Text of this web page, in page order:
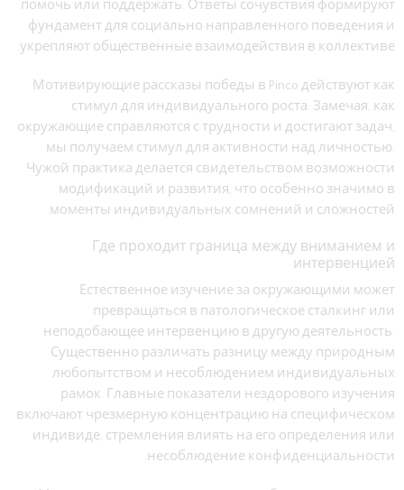
помочь или поддержать. Ответы сочувствия формируют
фундамент для социально направленного поведения и
укрепляют общественные взаимодействия в коллективе.
Мотивирующие рассказы победы в Pinco действуют как
стимул для индивидуального роста. Замечая, как
окружающие справляются с трудности и достигают задач,
мы получаем стимул для активности над личностью.
Чужой практика делается свидетельством возможности
модификаций и развития, что особенно значимо в
моменты индивидуальных сомнений и сложностей.
Где проходит граница между вниманием и
интервенцией
Естественное изучение за окружающими может
превращаться в патологическое сталкинг или
неподобающее интервенцию в другую деятельность.
Существенно различать разницу между природным
любопытством и несоблюдением индивидуальных
рамок. Главные показатели нездорового изучения
включают чрезмерную концентрацию на специфическом
индивиде, стремления влиять на его определения или
несоблюдение конфиденциальности.